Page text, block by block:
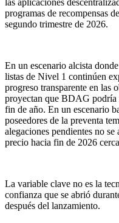
las aplicaciones
programas de recompensas
segundo trimestre de 2026.
En un escenario alcista
listas de Nivel 1 continúen
progreso transparente en las
proyectan que BDAG podría
fin de año. En un escenario
poseedores de la preventa
alegaciones pendientes no
precio hacia fin de 2026
La variable clave no es la
confianza que se abrió
después del lanzamiento.